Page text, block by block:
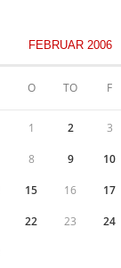
FEBRUAR 2006
O TO F
1 2 3
8 9 10
15 16 17
22 23 24